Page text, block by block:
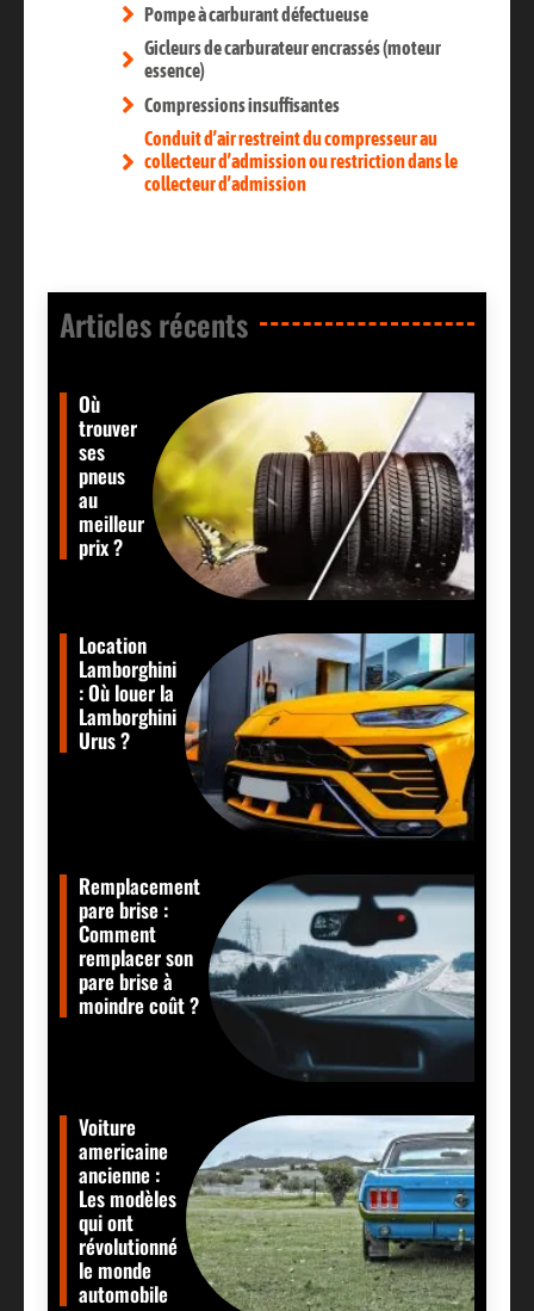
Pompe à carburant défectueuse
Gicleurs de carburateur encrassés (moteur
essence)
Compressions insuffisantes
Conduit d’air restreint du compresseur au
collecteur d’admission ou restriction dans le
collecteur d’admission
Articles récents​
Où
trouver
ses
pneus
au
meilleur
prix ?
Location
Lamborghini
: Où louer la
Lamborghini
Urus ?
Remplacement
pare brise :
Comment
remplacer son
pare brise à
moindre coût ?
Voiture
americaine
ancienne :
Les modèles
qui ont
révolutionné
le monde
automobile